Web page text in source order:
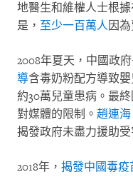
地醫生和維權人士根
是， 至少一百萬人 因
2008年夏天，中國政
導含毒奶粉配方導致
約30萬兒童患病。最
對媒體的限制。 趙連海
揭發政府未盡力援助
2018年， 揭發中國毒疫